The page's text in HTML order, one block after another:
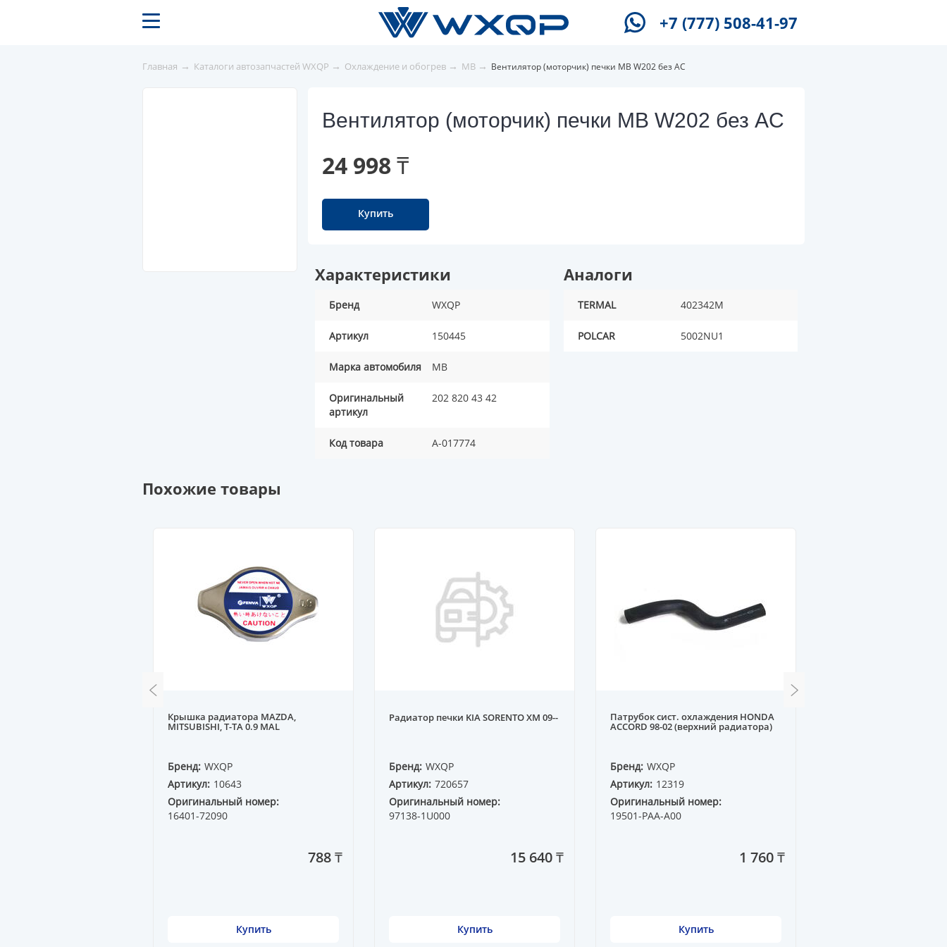
+7 (777) 508-41-97
Главная → Каталоги автозапчастей WXQP → Охлаждение и обогрев → MB → Вентилятор (моторчик) печки MB W202 без AC
Вентилятор (моторчик) печки MB W202 без AC
24 998 ₸
Купить
Характеристики
Бренд WXQP
Артикул 150445
Марка автомобиля MB
Оригинальный
артикул
202 820 43 42
Код товара A-017774
Аналоги
TERMAL 402342M
POLCAR 5002NU1
Похожие товары
Крышка радиатора MAZDA,
MITSUBISHI, T-TA 0.9 MAL
Бренд: WXQP
Артикул: 10643
Оригинальный номер:
16401-72090
788 ₸
Купить
Радиатор печки KIA SORENTO XM 09--
Бренд: WXQP
Артикул: 720657
Оригинальный номер:
97138-1U000
15 640 ₸
Купить
Патрубок сист. охлаждения HONDA
ACCORD 98-02 (верхний радиатора)
Бренд: WXQP
Артикул: 12319
Оригинальный номер:
19501-PAA-A00
1 760 ₸
Купить